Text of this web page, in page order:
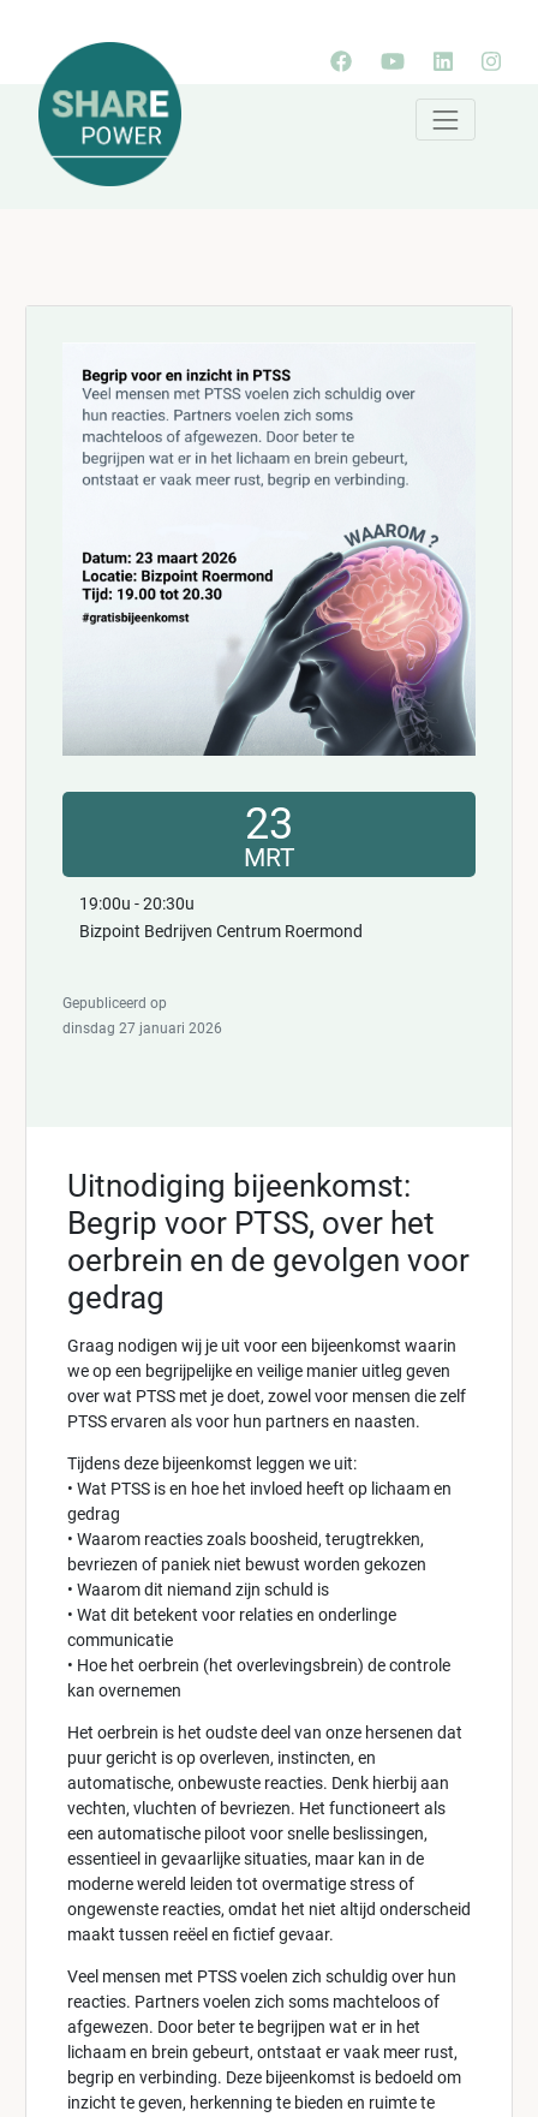
23
MRT
19:00u - 20:30u
Bizpoint Bedrijven Centrum Roermond
Gepubliceerd op
dinsdag 27 januari 2026
Uitnodiging bijeenkomst:
Begrip voor PTSS, over het
oerbrein en de gevolgen voor
gedrag
Graag nodigen wij je uit voor een bijeenkomst waarin
we op een begrijpelijke en veilige manier uitleg geven
over wat PTSS met je doet, zowel voor mensen die zelf
PTSS ervaren als voor hun partners en naasten.
Tijdens deze bijeenkomst leggen we uit:
• Wat PTSS is en hoe het invloed heeft op lichaam en
gedrag
• Waarom reacties zoals boosheid, terugtrekken,
bevriezen of paniek niet bewust worden gekozen
• Waarom dit niemand zijn schuld is
• Wat dit betekent voor relaties en onderlinge
communicatie
• Hoe het oerbrein (het overlevingsbrein) de controle
kan overnemen
Het oerbrein is het oudste deel van onze hersenen dat
puur gericht is op overleven, instincten, en
automatische, onbewuste reacties. Denk hierbij aan
vechten, vluchten of bevriezen. Het functioneert als
een automatische piloot voor snelle beslissingen,
essentieel in gevaarlijke situaties, maar kan in de
moderne wereld leiden tot overmatige stress of
ongewenste reacties, omdat het niet altijd onderscheid
maakt tussen reëel en fictief gevaar.
Veel mensen met PTSS voelen zich schuldig over hun
reacties. Partners voelen zich soms machteloos of
afgewezen. Door beter te begrijpen wat er in het
lichaam en brein gebeurt, ontstaat er vaak meer rust,
begrip en verbinding. Deze bijeenkomst is bedoeld om
inzicht te geven, herkenning te bieden en ruimte te